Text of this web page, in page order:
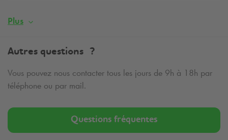
Plus
Autres questions ?
Vous pouvez nous contacter tous les jours de 9h à 18h par
téléphone ou par mail.
Questions fréquentes